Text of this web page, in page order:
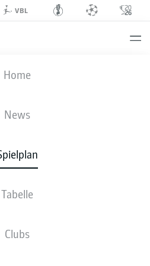
VBL
Home
News
Tabelle
Clubs
- So., 11.04.2027